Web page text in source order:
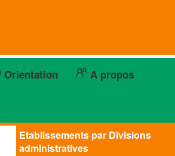
Orientation A propos
Etablissements par Divisions
administratives